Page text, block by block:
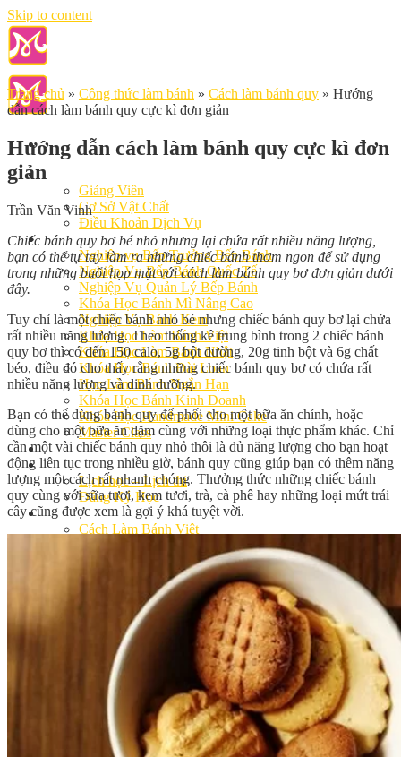
Skip to content
Giới Thiệu
Giảng Viên
Cơ Sở Vật Chất
Điều Khoản Dịch Vụ
Học Làm Bánh
Nghiệp vụ Bếp Trưởng Bếp Bánh
Nghiệp Vụ Bếp Bánh Quốc Tế
Nghiệp Vụ Quản Lý Bếp Bánh
Khóa Học Bánh Mì Nâng Cao
Nghiệp Vụ Bánh Kem
Khóa Học Làm Bánh Việt
Khóa Học Làm Bánh Nhật
Khóa Học Bánh Đài Loan
Học Làm Bánh Ngắn Hạn
Khóa Học Bánh Kinh Doanh
Khóa Học Handmade Mini Cake
Master Class
Chuyên Đề
Khai Giảng
Lịch học – Lịch thi
Đăng Ký Học
Công Thức
Cách Làm Bánh Việt
Cách Làm Bánh Kem
Cách Làm Bánh Mì
Cách Làm Bánh Trung Thu
Cách Làm Bánh Flan
Cách Làm Bánh Bao
Cách Làm Bánh Bông Lan
Cách Làm Bánh Su Kem
Cách làm bánh CupCake
Cách Làm Bánh Pizza
Cách làm bánh chay
Cách Làm Kẹo – Mứt
Trang chủ » Công thức làm bánh » Cách làm bánh quy » Hướng
dẫn cách làm bánh quy cực kì đơn giản
Hướng dẫn cách làm bánh quy cực kì đơn
giản
Trần Văn Vinh
Chiếc bánh quy bơ bé nhỏ nhưng lại chứa rất nhiều năng lượng,
bạn có thể tự tay làm ra những chiếc bánh thơm ngon để sử dụng
trong những buổi họp mặt với cách làm bánh quy bơ đơn giản dưới
đây.
Tuy chỉ là một chiếc bánh nhỏ bé nhưng chiếc bánh quy bơ lại chứa
rất nhiều năng lượng. Theo thống kê trung bình trong 2 chiếc bánh
quy bơ thì có đến 150 calo, 5g bột đường, 20g tinh bột và 6g chất
béo, điều đó cho thấy rằng những chiếc bánh quy bơ có chứa rất
nhiều năng lượng và dinh dưỡng.
Bạn có thể dùng bánh quy để phối cho một bữa ăn chính, hoặc
dùng cho một bữa ăn dặm cùng với những loại thực phẩm khác. Chỉ
cần một vài chiếc bánh quy nhỏ thôi là đủ năng lượng cho bạn hoạt
động liên tục trong nhiều giờ, bánh quy cũng giúp bạn có thêm năng
lượng một cách rất nhanh chóng. Thưởng thức những chiếc bánh
quy cùng với sữa tươi, kem tươi, trà, cà phê hay những loại mứt trái
cây cũng được xem là gợi ý khá tuyệt vời.